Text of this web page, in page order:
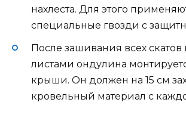
нахлеста. Для этого
специальные гвозди с
После зашивания всех
листами ондулина
крыши. Он должен на 15 см
кровельный материал с